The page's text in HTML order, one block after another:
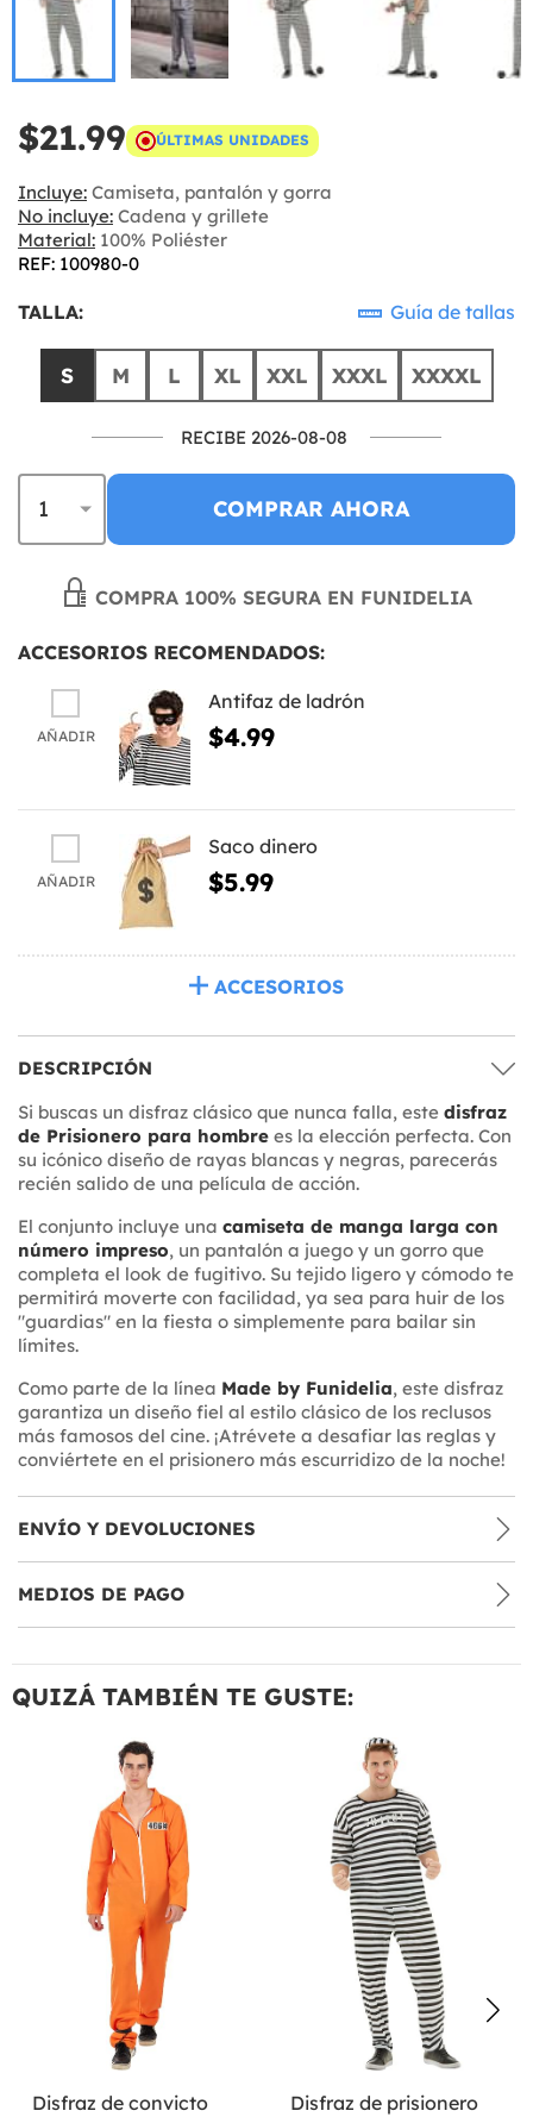
$21.99 ÚLTIMAS UNIDADES
Incluye: Camiseta, pantalón y gorra
No incluye: Cadena y grillete
Material: 100% Poliéster
REF: 100980-0
TALLA: Guía de tallas
S M L XL XXL XXXL XXXXL
RECIBE 2026-08-08
COMPRAR AHORA
COMPRA 100% SEGURA EN FUNIDELIA
ACCESORIOS RECOMENDADOS:
AÑADIR
Antifaz de ladrón
$4.99
AÑADIR
Saco dinero
$5.99
ACCESORIOS
DESCRIPCIÓN
Si buscas un disfraz clásico que nunca falla, este disfraz
de Prisionero para hombre es la elección perfecta. Con
su icónico diseño de rayas blancas y negras, parecerás
recién salido de una película de acción.
El conjunto incluye una camiseta de manga larga con
número impreso, un pantalón a juego y un gorro que
completa el look de fugitivo. Su tejido ligero y cómodo te
permitirá moverte con facilidad, ya sea para huir de los
"guardias" en la fiesta o simplemente para bailar sin
límites.
Como parte de la línea Made by Funidelia, este disfraz
garantiza un diseño fiel al estilo clásico de los reclusos
más famosos del cine. ¡Atrévete a desafiar las reglas y
conviértete en el prisionero más escurridizo de la noche!
ENVÍO Y DEVOLUCIONES
MEDIOS DE PAGO
QUIZÁ TAMBIÉN TE GUSTE:
Disfraz de convicto
Disfraz de prisionero